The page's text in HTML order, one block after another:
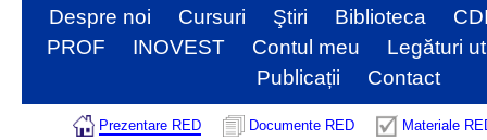
Despre noi Cursuri Ştiri Biblioteca
PROF
INOVEST Contul meu
Legături
Publicații
Contact
Prezentare RED Documente RED Materiale